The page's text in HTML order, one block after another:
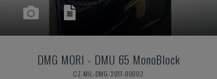
DMG MORI - DMU 65 MonoBlock
CZ-MIL-DMG-2011-00002